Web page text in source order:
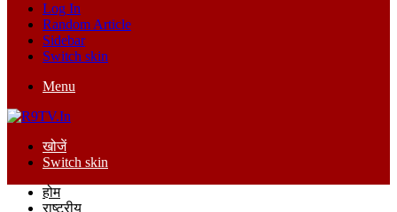
Log In
Random Article
Sidebar
Switch skin
Menu
खोजें
Switch skin
होम
राष्ट्रीय